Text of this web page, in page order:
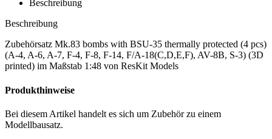
Beschreibung
Beschreibung
Zubehörsatz Mk.83 bombs with BSU-35 thermally protected (4 pcs)
(A-4, A-6, A-7, F-4, F-8, F-14, F/A-18(C,D,E,F), AV-8B, S-3) (3D
printed) im Maßstab 1:48 von ResKit Models
Produkthinweise
Bei diesem Artikel handelt es sich um Zubehör zu einem
Modellbausatz.